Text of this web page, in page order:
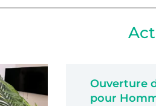
Ouverture
pour